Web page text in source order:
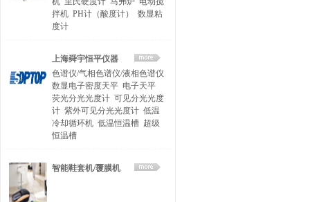
拌机 PH计（酸度计）
数显粘
度计
上海舜宇恒平仪器
色谱仪/气相色谱仪/液相色谱仪
数显电子密度天平 电子天平
荧光分光光度计 可见分光光度
计 紫外可见分光光度计 低温
冷却循环机 低温恒温槽 超级
恒温槽
智能鞋套机/覆膜机